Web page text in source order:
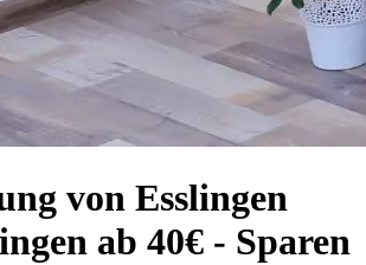
von Esslingen
ab 40€ - Sparen